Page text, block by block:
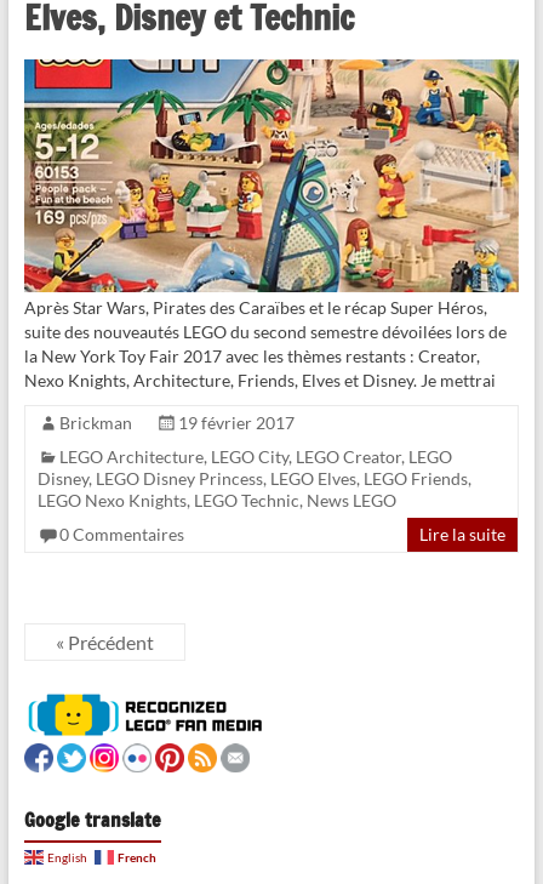
Elves, Disney et Technic
Après Star Wars, Pirates des Caraïbes et le récap Super Héros,
suite des nouveautés LEGO du second semestre dévoilées lors de
la New York Toy Fair 2017 avec les thèmes restants : Creator,
Nexo Knights, Architecture, Friends, Elves et Disney. Je mettrai
Brickman
19 février 2017
LEGO Architecture, LEGO City, LEGO Creator, LEGO
Disney, LEGO Disney Princess, LEGO Elves, LEGO Friends,
LEGO Nexo Knights, LEGO Technic, News LEGO
0 Commentaires
Lire la suite
« Précédent
Google translate
English French